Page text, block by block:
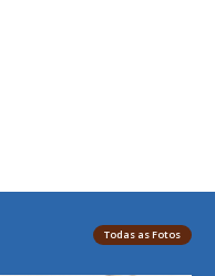
Todas as Fotos